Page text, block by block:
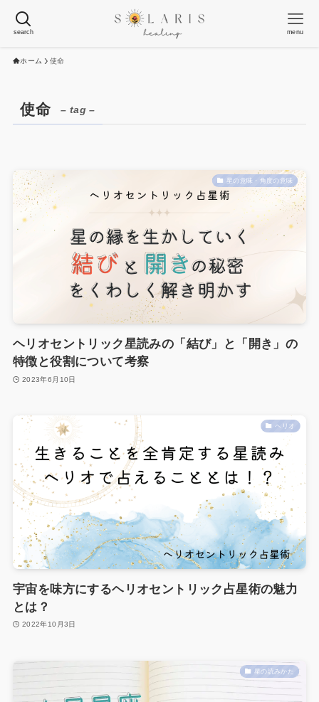
search menu
ホーム 使命
使命 – tag –
星の意味・角度の意味
ヘリオセントリック星読みの「結び」と「開き」の
特徴と役割について考察
2023年6月10日
ヘリオ
宇宙を味方にするヘリオセントリック占星術の魅力
とは？
2022年10月3日
星の読みかた